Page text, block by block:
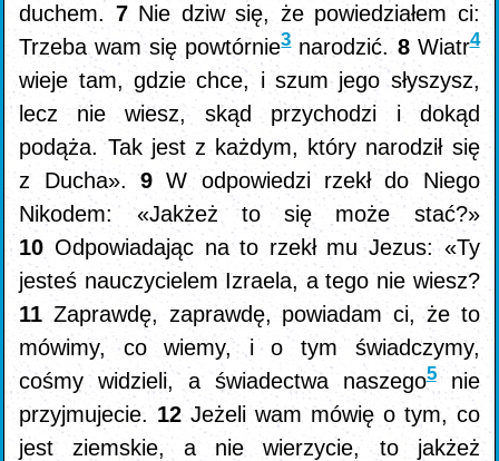
duchem. 7 Nie dziw się, że powiedziałem ci:
Trzeba wam się powtórnie3narodzić. 8 Wiatr4
wieje tam, gdzie chce, i szum jego słyszysz,
lecz nie wiesz, skąd przychodzi i dokąd
podąża. Tak jest z każdym, który narodził się
z Ducha».9W odpowiedzi rzekł do Niego
Nikodem: «Jakżeż to się może stać?»
10 Odpowiadając na to rzekł mu Jezus: «Ty
jesteś nauczycielem Izraela, a tego nie wiesz?
11Zaprawdę, zaprawdę, powiadam ci, że to
mówimy, co wiemy, i o tym świadczymy,
cośmy widzieli, a świadectwa naszego5nie
przyjmujecie. 12Jeżeli wam mówię o tym, co
jest ziemskie, a nie wierzycie, to jakżeż